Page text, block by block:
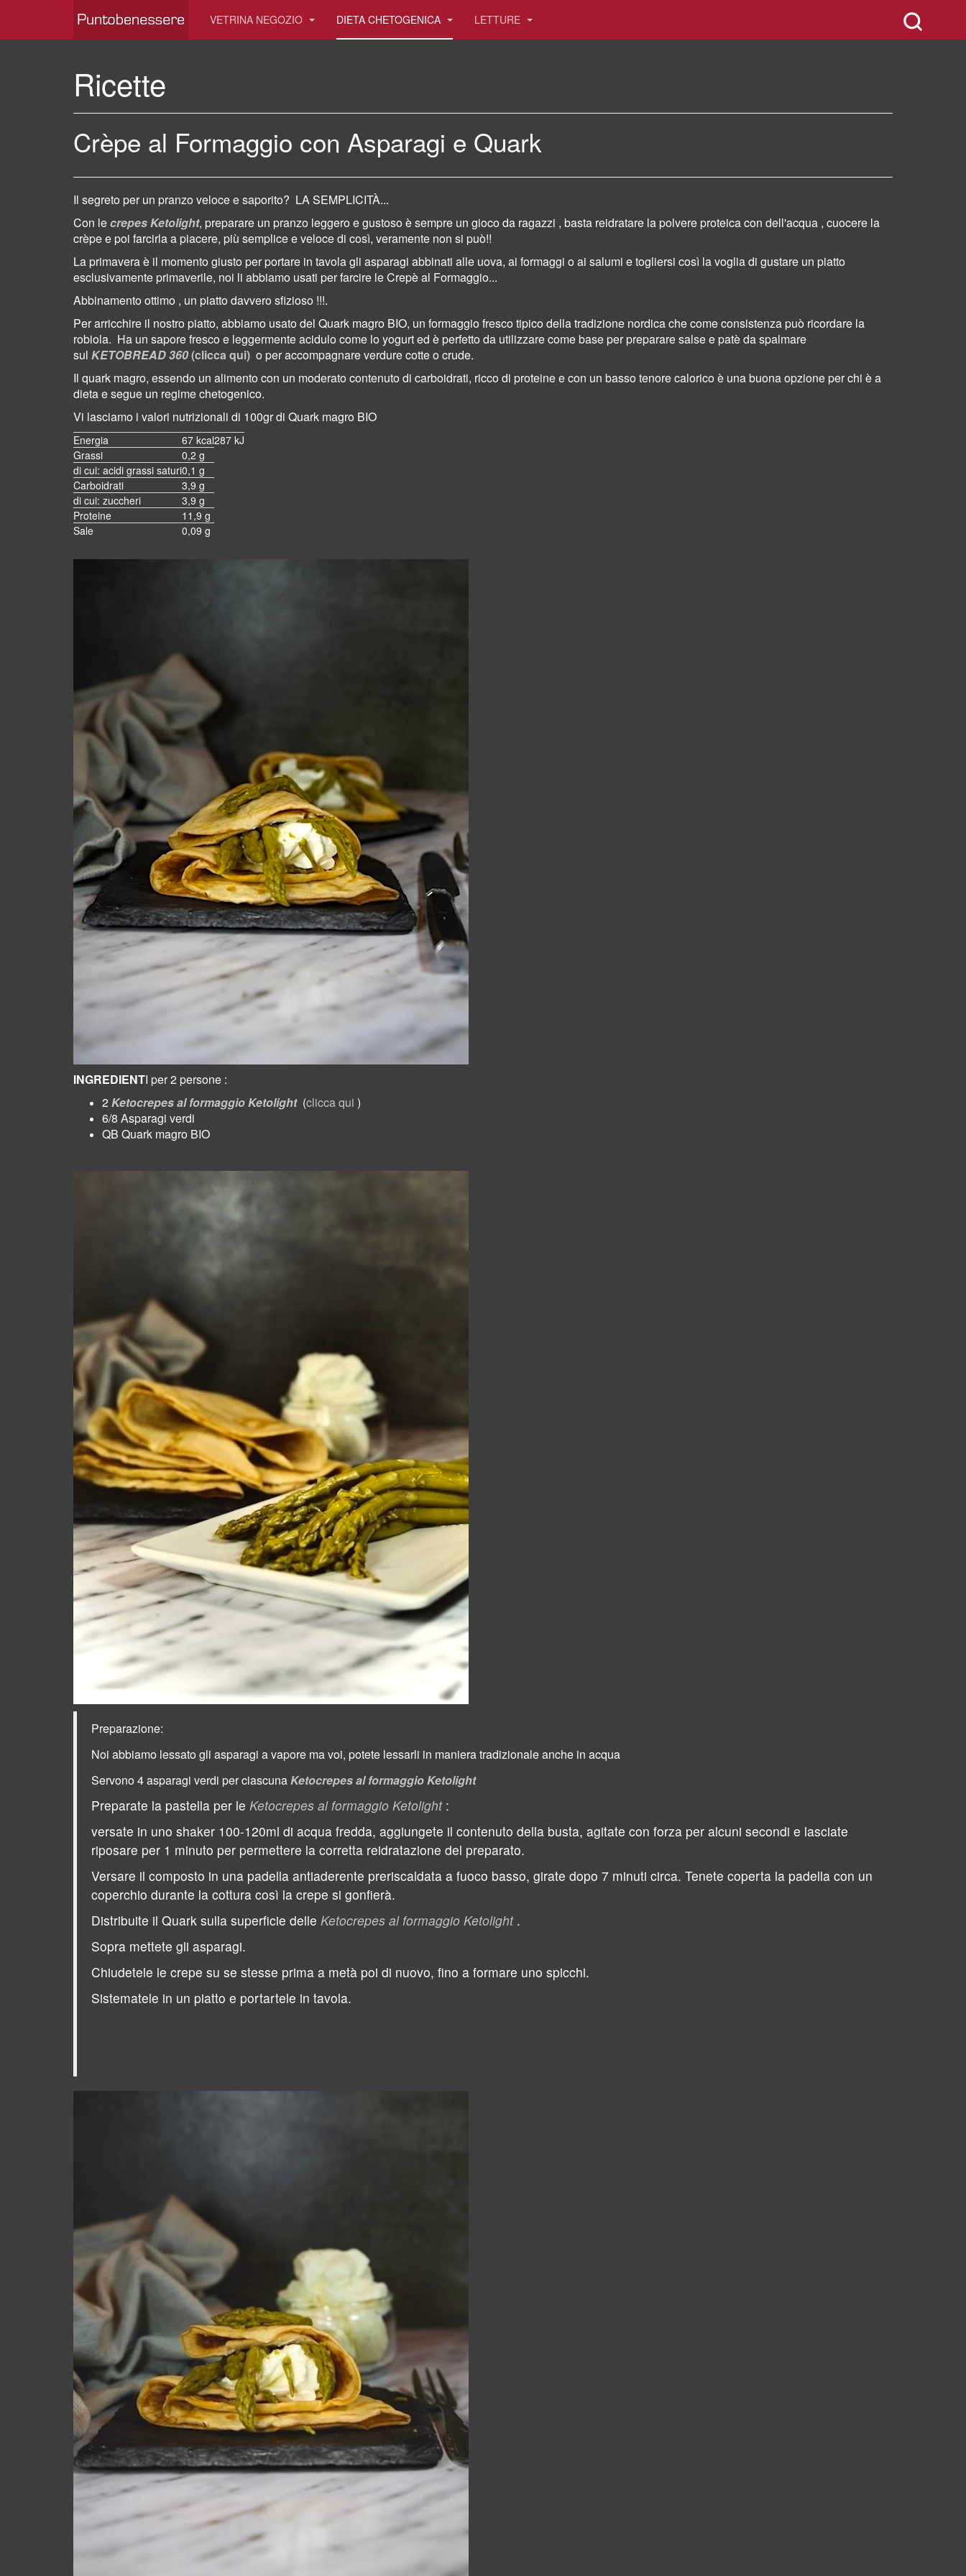
VETRINA NEGOZIO DIETA CHETOGENICA LETTURE
Ricette
Crèpe al Formaggio con Asparagi e Quark
Il segreto per un pranzo veloce e saporito? LA SEMPLICITÀ...
Con lecrepes Ketolight, preparare un pranzo leggero e gustoso è sempre un gioco da ragazzi , basta reidratare la polvere proteica con dell'acqua , cuocere la
crèpe e poi farcirla a piacere, più semplice eveloce di così, veramente non si può!!
La primaveraè il momento giusto per portare in tavola gli asparagi abbinati alle uova, ai formaggi o ai salumi e togliersi così la voglia di gustare un piatto
esclusivamente primaverile, noi li abbiamo usati per farcire le Crepè al Formaggio...
Abbinamento ottimo , un piatto davvero sfizioso !!!.
Per arricchire il nostro piatto, abbiamo usato del Quark magro BIO, un formaggio fresco tipico della tradizione nordica che come consistenza può ricordare la
robiola. Ha un sapore fresco e leggermente acidulo come lo yogurt ed è perfetto da utilizzare come base per prepararesalse e patè da spalmare
sul KETOBREAD 360(clicca qui) o per accompagnare verdure cotte o crude.
Il quark magro, essendo un alimento con un moderato contenuto di carboidrati, ricco di proteine e con un basso tenore calorico è una buona opzione per chi è a
dieta e segue un regime chetogenico.
Vi lasciamo i valori nutrizionali di 100gr di Quark magro BIO
Energia 67 kcal287 kJ
Grassi
0,2 g
di cui: acidi grassi saturi0,1 g
Carboidrati
3,9 g
di cui: zuccheri
3,9 g
Proteine
11,9 g
Sale
0,09 g
INGREDIENTI per 2 persone :
2 Ketocrepes al formaggio Ketolight(clicca qui )
6/8 Asparagi verdi
QB Quark magro BIO
Preparazione:
Noi abbiamo lessato gli asparagi a vapore ma voi, potete lessarli in maniera tradizionale anche in acqua
Servono 4 asparagi verdi per ciascunaKetocrepes al formaggio Ketolight
Preparate la pastella per le Ketocrepes al formaggio Ketolight:
versate in uno shaker 100-120ml di acqua fredda, aggiungete il contenuto della busta, agitate con forza per alcuni secondi e lasciate
riposare per 1 minuto per permettere la corretta reidratazione del preparato.
Versare il composto in una padella antiaderente preriscaldata a fuoco basso, girate dopo 7 minuti circa. Tenete coperta la padella con un
coperchio durante la cottura così la crepe si gonfierà.
Distribuite il Quark sulla superficie delle Ketocrepes al formaggio Ketolight.
Sopra mettete gli asparagi.
Chiudetele le crepe su se stesse prima a metà poi di nuovo, fino a formare uno spicchi.
Sistematele in un piatto e portartele in tavola.